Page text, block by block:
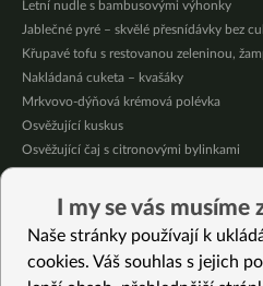
Letní nudle s bambusovými výhonky
Jablečné pyré – skvělé přesnídávky bez
Křupavé tofu s restovanou zeleninou,
Nakládaná cuketa – kvašáky
Mrkvovo-dýňová krémová polévka
Osvěžující kuskus
Osvěžující čaj s citronovými bylinkami
Čokoládové muffiny s mangovým krémem
Meruňky a jablka v citrónovém želé
I my se vás
Naše stránky používají k
cookies. Váš souhlas s jejich